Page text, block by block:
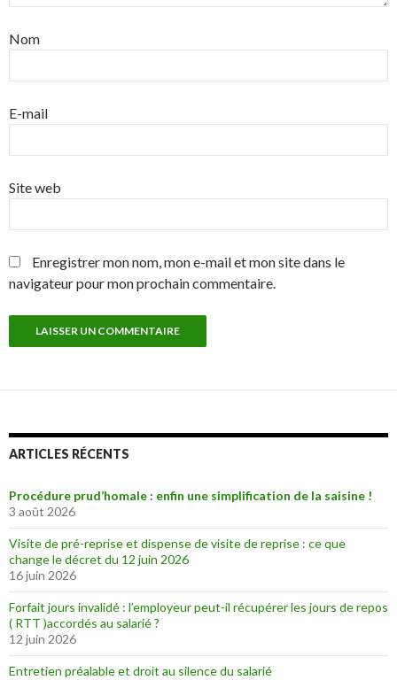
Nom
E-mail
Site web
Enregistrer mon nom, mon e-mail et mon site dans le
navigateur pour mon prochain commentaire.
ARTICLES RÉCENTS
Procédure prud’homale : enfin une simplification de la saisine !
3 août 2026
Visite de pré-reprise et dispense de visite de reprise : ce que
change le décret du 12 juin 2026
16 juin 2026
Forfait jours invalidé : l’employeur peut-il récupérer les jours de repos
( RTT )accordés au salarié ?
12 juin 2026
Entretien préalable et droit au silence du salarié